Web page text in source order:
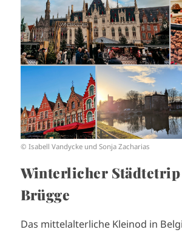
m
a
g
e
© Isabell Vandycke und Sonja Zacharias
Winterlicher Städtetrip
Brügge
Das mittelalterliche Kleinod in